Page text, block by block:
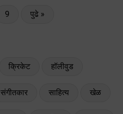
9 पुढे »
क्रिकेट हॉलीवुड
संगीतकार साहित्य खेळ